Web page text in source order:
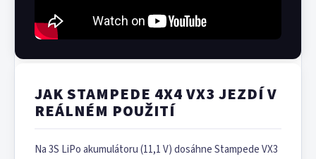
JAK STAMPEDE 4X4 VX3 JEZDÍ V
REÁLNÉM POUŽITÍ
Na 3S LiPo akumulátoru (11,1 V) dosáhne Stampede VX3